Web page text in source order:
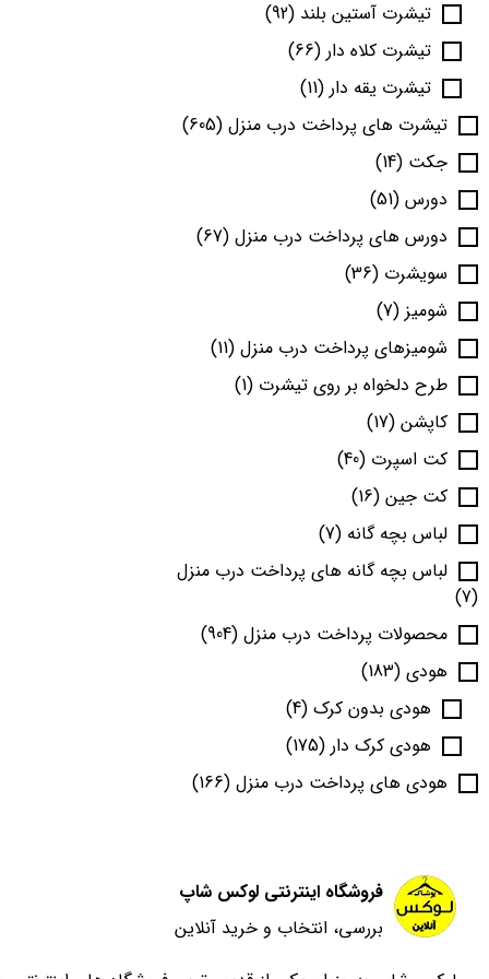
تیشرت آستین بلند (92)
تیشرت کلاه دار (66)
تیشرت یقه دار (11)
تیشرت های پرداخت درب منزل (605)
جکت (14)
دورس (51)
دورس های پرداخت درب منزل (67)
سویشرت (36)
شومیز (7)
شومیزهای پرداخت درب منزل (11)
طرح دلخواه بر روی تیشرت (1)
کاپشن (17)
کت اسپرت (40)
کت جین (16)
لباس بچه گانه (7)
لباس بچه گانه های پرداخت درب منزل
(7)
محصولات پرداخت درب منزل (904)
هودی (183)
هودی بدون کرک (4)
هودی کرک دار (175)
هودی های پرداخت درب منزل (166)
فروشگاه اینترنتی لوکس شاپ
بررسی، انتخاب و خرید آنلاین